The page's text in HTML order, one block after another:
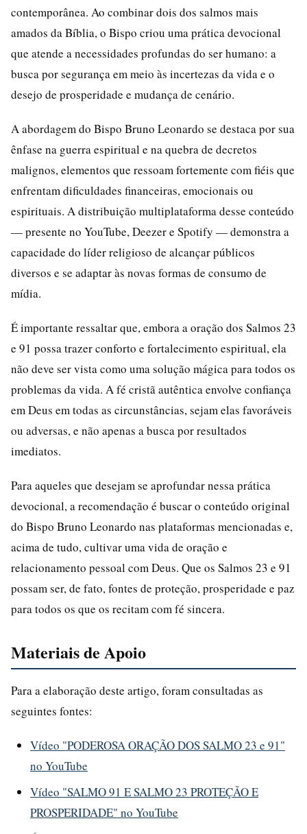
contemporânea. Ao combinar dois dos salmos mais
amados da Bíblia, o Bispo criou uma prática devocional
que atende a necessidades profundas do ser humano: a
busca por segurança em meio às incertezas da vida e o
desejo de prosperidade e mudança de cenário.
A abordagem do Bispo Bruno Leonardo se destaca por sua
ênfase na guerra espiritual e na quebra de decretos
malignos, elementos que ressoam fortemente com fiéis que
enfrentam dificuldades financeiras, emocionais ou
espirituais. A distribuição multiplataforma desse conteúdo
— presente no YouTube, Deezer e Spotify — demonstra a
capacidade do líder religioso de alcançar públicos
diversos e se adaptar às novas formas de consumo de
mídia.
É importante ressaltar que, embora a oração dos Salmos 23
e 91 possa trazer conforto e fortalecimento espiritual, ela
não deve ser vista como uma solução mágica para todos os
problemas da vida. A fé cristã autêntica envolve confiança
em Deus em todas as circunstâncias, sejam elas favoráveis
ou adversas, e não apenas a busca por resultados
imediatos.
Para aqueles que desejam se aprofundar nessa prática
devocional, a recomendação é buscar o conteúdo original
do Bispo Bruno Leonardo nas plataformas mencionadas e,
acima de tudo, cultivar uma vida de oração e
relacionamento pessoal com Deus. Que os Salmos 23 e 91
possam ser, de fato, fontes de proteção, prosperidade e paz
para todos os que os recitam com fé sincera.
Materiais de Apoio
Para a elaboração deste artigo, foram consultadas as
seguintes fontes:
Vídeo "PODEROSA ORAÇÃO DOS SALMO 23 e 91"
no YouTube
Vídeo "SALMO 91 E SALMO 23 PROTEÇÃO E
PROSPERIDADE" no YouTube